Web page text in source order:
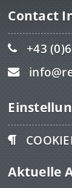
Contact
+43
Aktuelle